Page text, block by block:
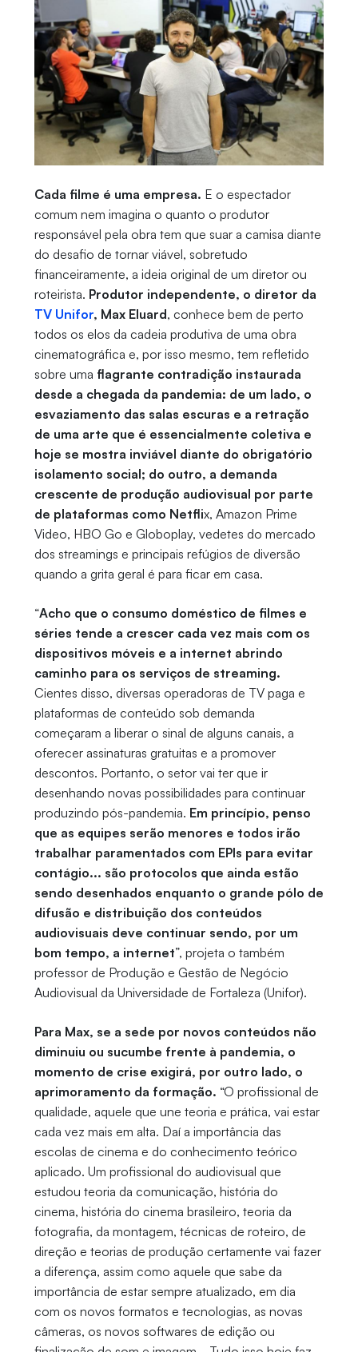
Cada filme é uma empresa. E o espectador
comum nem imagina o quanto o produtor
responsável pela obra tem que suar a camisa diante
do desafio de tornar viável, sobretudo
financeiramente, a ideia original de um diretor ou
roteirista. Produtor independente, o diretor da
TV Unifor, Max Eluard, conhece bem de perto
todos os elos da cadeia produtiva de uma obra
cinematográfica e, por isso mesmo, tem refletido
sobre uma flagrante contradição instaurada
desde a chegada da pandemia: de um lado, o
esvaziamento das salas escuras e a retração
de uma arte que é essencialmente coletiva e
hoje se mostra inviável diante do obrigatório
isolamento social; do outro, a demanda
crescente de produção audiovisual por parte
de plataformas como Netflix, Amazon Prime
Video, HBO Go e Globoplay, vedetes do mercado
dos streamings e principais refúgios de diversão
quando a grita geral é para ficar em casa.
“Acho que o consumo doméstico de filmes e
séries tende a crescer cada vez mais com os
dispositivos móveis e a internet abrindo
caminho para os serviços de streaming.
Cientes disso, diversas operadoras de TV paga e
plataformas de conteúdo sob demanda
começaram a liberar o sinal de alguns canais, a
oferecer assinaturas gratuitas e a promover
descontos. Portanto, o setor vai ter que ir
desenhando novas possibilidades para continuar
produzindo pós-pandemia. Em princípio, penso
que as equipes serão menores e todos irão
trabalhar paramentados com EPIs para evitar
contágio... são protocolos que ainda estão
sendo desenhados enquanto o grande pólo de
difusão e distribuição dos conteúdos
audiovisuais deve continuar sendo, por um
bom tempo, a internet”, projeta o também
professor de Produção e Gestão de Negócio
Audiovisual da Universidade de Fortaleza (Unifor).
Para Max, se a sede por novos conteúdos não
diminuiu ou sucumbe frente à pandemia, o
momento de crise exigirá, por outro lado, o
aprimoramento da formação. “O profissional de
qualidade, aquele que une teoria e prática, vai estar
cada vez mais em alta. Daí a importância das
escolas de cinema e do conhecimento teórico
aplicado. Um profissional do audiovisual que
estudou teoria da comunicação, história do
cinema, história do cinema brasileiro, teoria da
fotografia, da montagem, técnicas de roteiro, de
direção e teorias de produção certamente vai fazer
a diferença, assim como aquele que sabe da
importância de estar sempre atualizado, em dia
com os novos formatos e tecnologias, as novas
câmeras, os novos softwares de edição ou